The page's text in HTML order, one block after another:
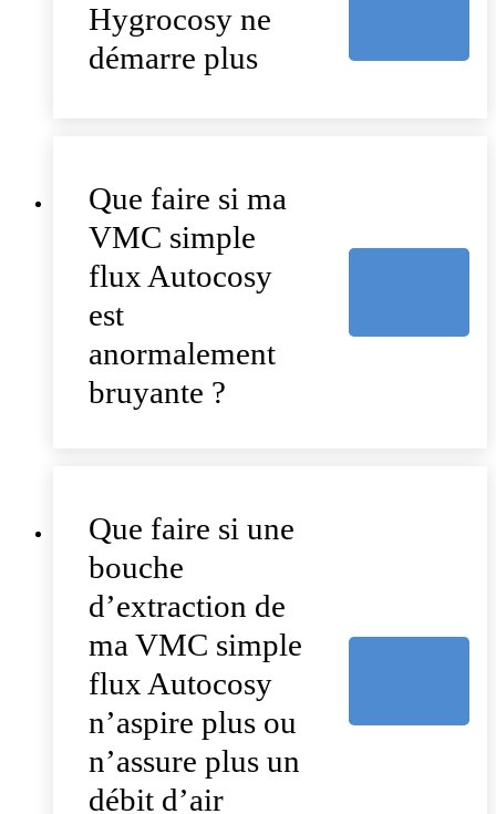
Hygrocosy ne
démarre plus
Que faire si ma
VMC simple
flux Autocosy
est
anormalement
bruyante ?
Que faire si une
bouche
d’extraction de
ma VMC simple
flux Autocosy
n’aspire plus ou
n’assure plus un
débit d’air